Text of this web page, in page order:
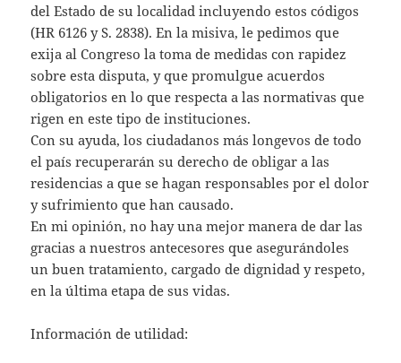
del Estado de su localidad incluyendo estos códigos
(HR 6126 y S. 2838). En la misiva, le pedimos que
exija al Congreso la toma de medidas con rapidez
sobre esta disputa, y que promulgue acuerdos
obligatorios en lo que respecta a las normativas que
rigen en este tipo de instituciones.
Con su ayuda, los ciudadanos más longevos de todo
el país recuperarán su derecho de obligar a las
residencias a que se hagan responsables por el dolor
y sufrimiento que han causado.
En mi opinión, no hay una mejor manera de dar las
gracias a nuestros antecesores que asegurándoles
un buen tratamiento, cargado de dignidad y respeto,
en la última etapa de sus vidas.
Información de utilidad: